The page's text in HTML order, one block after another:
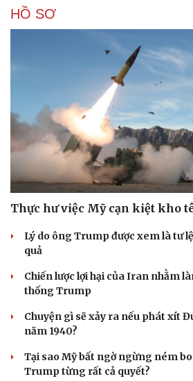
HỒ SƠ
Thực hư việc Mỹ cạn kiệt kho
Lý do ông Trump được xem là tư
quả
Chiến lược lợi hại của Iran nhằm
thống Trump
Chuyện gì sẽ xảy ra nếu phát xít
năm 1940?
Tại sao Mỹ bất ngờ ngừng ném
Trump từng rất cả quyết?